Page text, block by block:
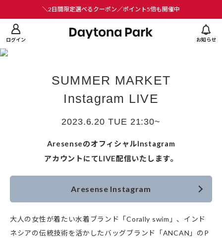
＼2日間限定選べるクーポン／ポイント5倍も開催中
ログイン お知らせ
SUMMER MARKET
Instagram LIVE
2023.6.20 TUE 21:30~
AresenseのオフィシャルInstagram
アカウントにてLIVE配信いたします。
Aresense Instagram
大人の女性が着たい水着ブランド「Corally swim」、 インド
ネシアの伝統技術を活かしたバッグブランド「ANCAN」のP
ューを閉じる